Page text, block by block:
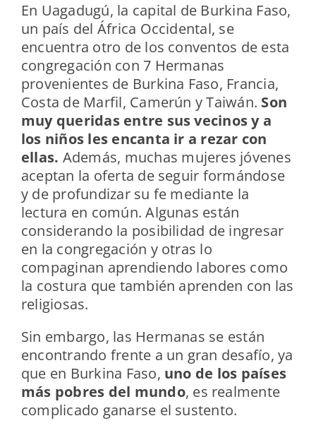
En Uagadugú, la capital de Burkina Faso,
un país del África Occidental, se
encuentra otro de los conventos de esta
congregación con 7 Hermanas
provenientes de Burkina Faso, Francia,
Costa de Marfil, Camerún y Taiwán. Son
muy queridas entre sus vecinos y a
los niños les encanta ir a rezar con
ellas. Además, muchas mujeres jóvenes
aceptan la oferta de seguir formándose
y de profundizar su fe mediante la
lectura en común. Algunas están
considerando la posibilidad de ingresar
en la congregación y otras lo
compaginan aprendiendo labores como
la costura que también aprenden con las
religiosas.
Sin embargo, las Hermanas se están
encontrando frente a un gran desafío, ya
que en Burkina Faso, uno de los países
más pobres del mundo, es realmente
complicado ganarse el sustento.